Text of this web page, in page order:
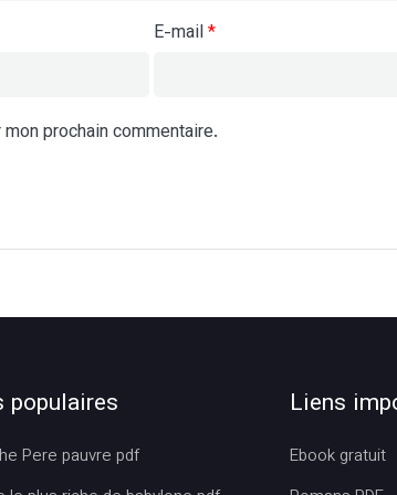
E-mail*
prochain commentaire.
populaires
Pere pauvre pdf
Liens
Ebook gratuit